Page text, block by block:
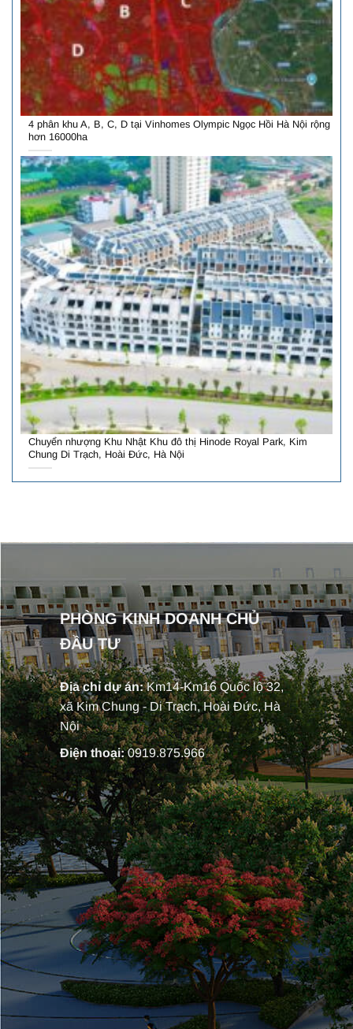
4 phân khu A, B, C, D tại Vinhomes Olympic Ngọc Hồi Hà Nội rộng
hơn 16000ha
Chuyển nhượng Khu Nhật Khu đô thị Hinode Royal Park, Kim
Chung Di Trạch, Hoài Đức, Hà Nội
PHÒNG KINH DOANH CHỦ
ĐẦU TƯ
Địa chỉ dự án:Km14-Km16 Quốc lộ 32,
xã Kim Chung - Di Trạch, Hoài Đức, Hà
Nội
Điện thoại:0919.875.966